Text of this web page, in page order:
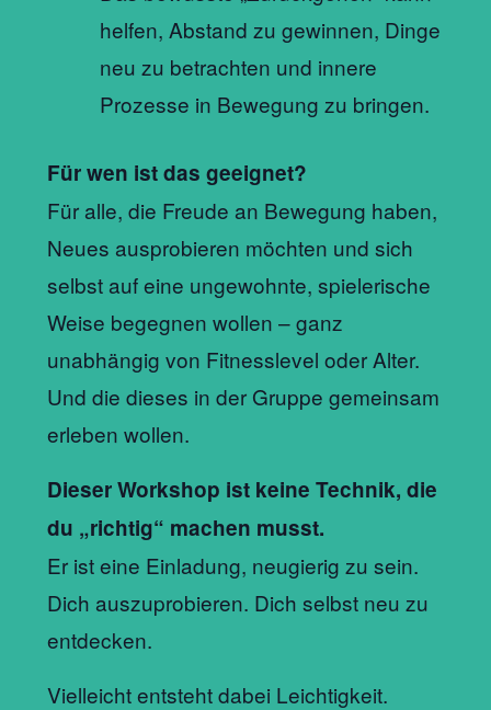
helfen, Abstand zu gewinnen, Dinge
neu zu betrachten und innere
Prozesse in Bewegung zu bringen.
Für wen ist das geeignet?
Für alle, die Freude an Bewegung haben,
Neues ausprobieren möchten und sich
selbst auf eine ungewohnte, spielerische
Weise begegnen wollen – ganz
unabhängig von Fitnesslevel oder Alter.
Und die dieses in der Gruppe gemeinsam
erleben wollen.
Dieser Workshop ist keine Technik, die
du „richtig“ machen musst.
Er ist eine Einladung, neugierig zu sein.
Dich auszuprobieren. Dich selbst neu zu
entdecken.
Vielleicht entsteht dabei Leichtigkeit.